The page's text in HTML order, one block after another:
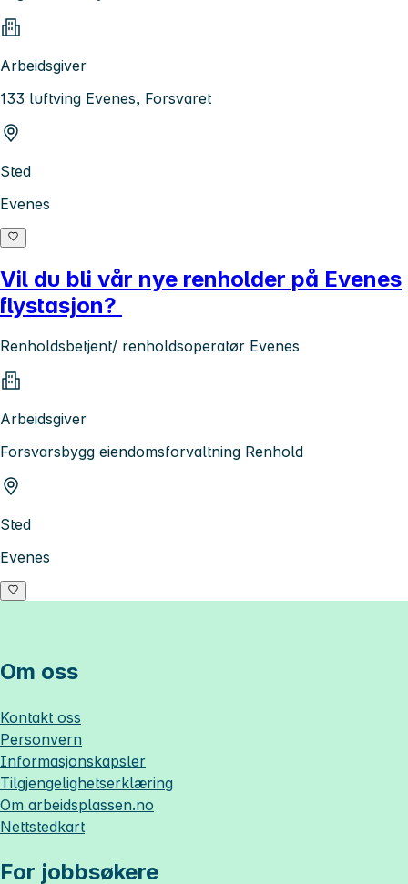
Arbeidsgiver
133 luftving Evenes, Forsvaret
Sted
Evenes
Vil du bli vår nye renholder på Evenes
flystasjon?
Renholdsbetjent/ renholdsoperatør Evenes
Arbeidsgiver
Forsvarsbygg eiendomsforvaltning Renhold
Sted
Evenes
Om oss
Kontakt oss
Personvern
Informasjonskapsler
Tilgjengelighetserklæring
Om arbeidsplassen.no
Nettstedkart
For jobbsøkere